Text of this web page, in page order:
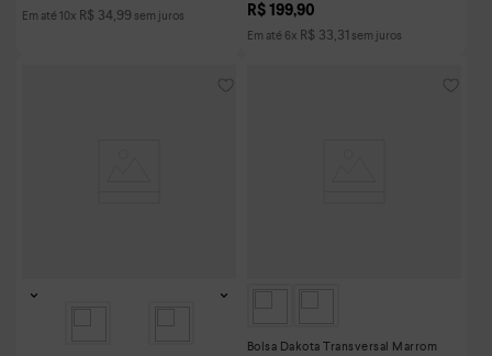
Em até 10x R$ 34,99 sem juros
R$ 199,90
Em até 6x R$ 33,31 sem juros
Bolsa Dakota Transversal Marrom